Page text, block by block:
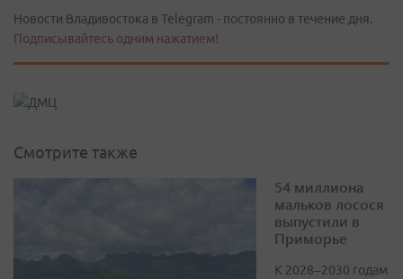
Новости Владивостока в Telegram - постоянно в течение дня.
Подписывайтесь одним нажатием!
Смотрите также
54 миллиона
мальков лосося
выпустили в
Приморье
К 2028–2030 годам